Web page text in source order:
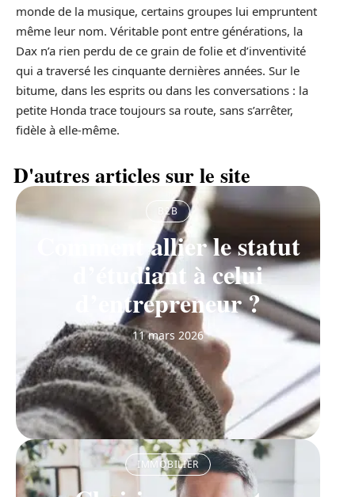
monde de la musique, certains groupes lui empruntent
même leur nom. Véritable pont entre générations, la
Dax n’a rien perdu de ce grain de folie et d’inventivité
qui a traversé les cinquante dernières années. Sur le
bitume, dans les esprits ou dans les conversations : la
petite Honda trace toujours sa route, sans s’arrêter,
fidèle à elle-même.
D'autres articles sur le site
B2B
Comment allier le statut
d’étudiant à celui
d’entrepreneur ?
11 mars 2026
IMMOBILIER